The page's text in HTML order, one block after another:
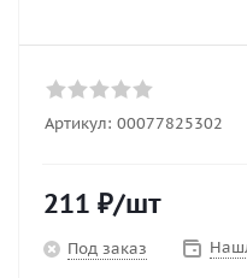
Артикул: 00077825302
211 ₽/шт
Под заказ